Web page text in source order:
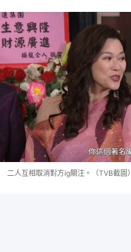
二人互相取消對方ig關注。（TVB截圖）